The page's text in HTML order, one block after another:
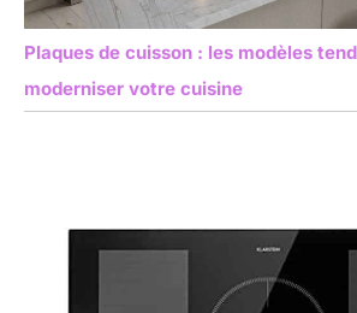
Plaques de cuisson : les modèles
moderniser votre cuisine